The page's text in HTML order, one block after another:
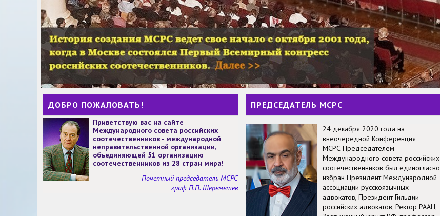
ДОБРО ПОЖАЛОВАТЬ!
Приветствую вас на сайте
Международного совета российских
соотечественников - международной
неправительственной организации,
объединяющей 51 организацию
соотечественников из 28 стран мира!
Почетный председатель МСРС
граф П.П. Шереметев
ПРЕДСЕДАТЕЛЬ МСРС
24 декабря 2020 года на
внеочередной Конференция
МСРС Председателем
Международного совета российских
соотечественников был единогласно
избран Президент Международной
ассоциации русскоязычных
адвокатов, Президент Гильдии
российских адвокатов, Ректор РААН,